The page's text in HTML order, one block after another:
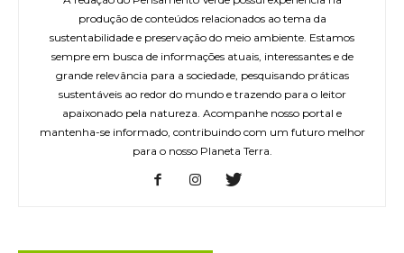
produção de conteúdos relacionados ao tema da
sustentabilidade e preservação do meio ambiente. Estamos
sempre em busca de informações atuais, interessantes e de
grande relevância para a sociedade, pesquisando práticas
sustentáveis ao redor do mundo e trazendo para o leitor
apaixonado pela natureza. Acompanhe nosso portal e
mantenha-se informado, contribuindo com um futuro melhor
para o nosso Planeta Terra.